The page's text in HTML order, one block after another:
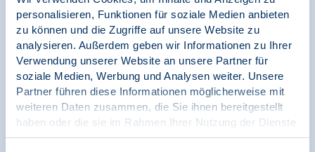
personalisieren, Funktionen für soziale Medien anbieten
zu können und die Zugriffe auf unsere Website zu
analysieren. Außerdem geben wir Informationen zu Ihrer
Verwendung unserer Website an unsere Partner für
soziale Medien, Werbung und Analysen weiter. Unsere
Partner führen diese Informationen möglicherweise mit
weiteren Daten zusammen, die Sie ihnen bereitgestellt
haben oder die sie im Rahmen Ihrer Nutzung der Dienste
gesammelt haben.
20.03.2025
Klima und Psychologie - Resilienz und
Transformationsfähigkeit im Umgang mit
dem Klimawandel stärken
06.03.2025